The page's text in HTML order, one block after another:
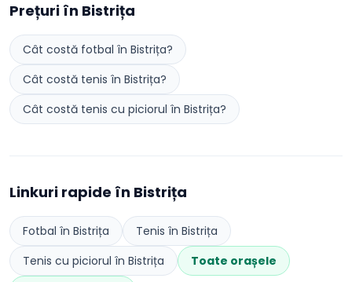
Prețuri în Bistrița
Cât costă fotbal în Bistrița?
Cât costă tenis în Bistrița?
Cât costă tenis cu piciorul în Bistrița?
Linkuri rapide în Bistrița
Fotbal în Bistrița Tenis în Bistrița
Tenis cu piciorul în Bistrița
Toate orașele